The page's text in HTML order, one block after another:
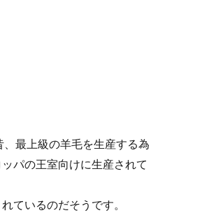
最上級の羊毛を生産する為
パの王室向けに生産されて
ているのだそうです。